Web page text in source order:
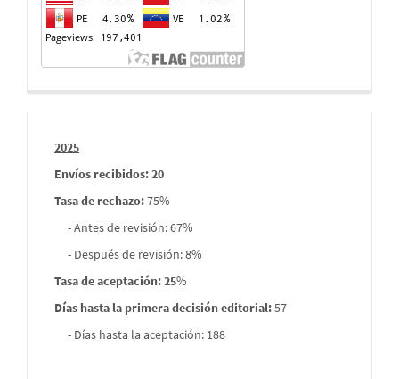
Informes
envios
2025
Envíos recibidos: 20
Tasa de rechazo:75%
- Antes de revisión: 67%
- Después de revisión: 8%
Tasa de aceptación: 25%
Días hasta la primera decisión editorial:57
- Días hasta la aceptación: 188